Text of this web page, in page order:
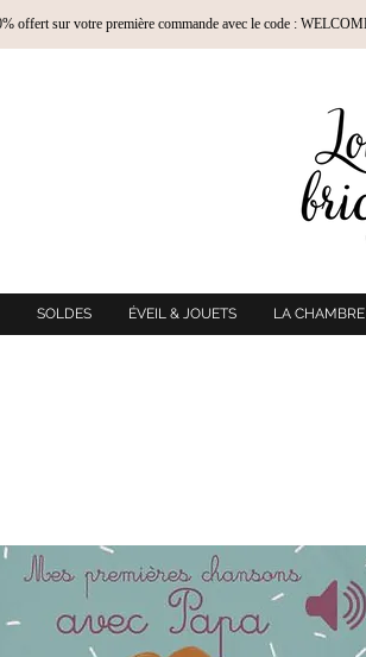
SOLDES ÉVEIL & JOUETS LA CHAMBRE